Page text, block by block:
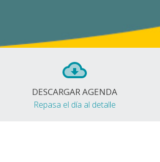
DESCARGAR AGENDA
Repasa el día al detalle